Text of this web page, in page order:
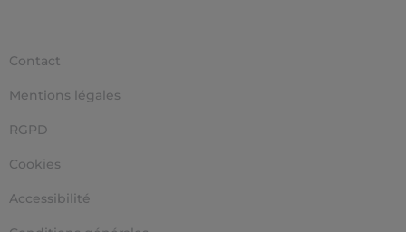
Contact
Mentions légales
RGPD
Cookies
Accessibilité